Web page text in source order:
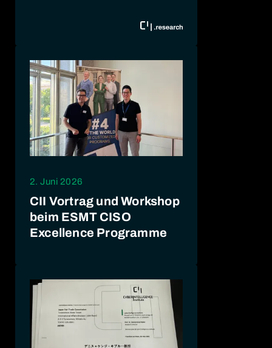
2. Juni 2026
CII Vortrag und Workshop
beim ESMT CISO
Excellence Programme